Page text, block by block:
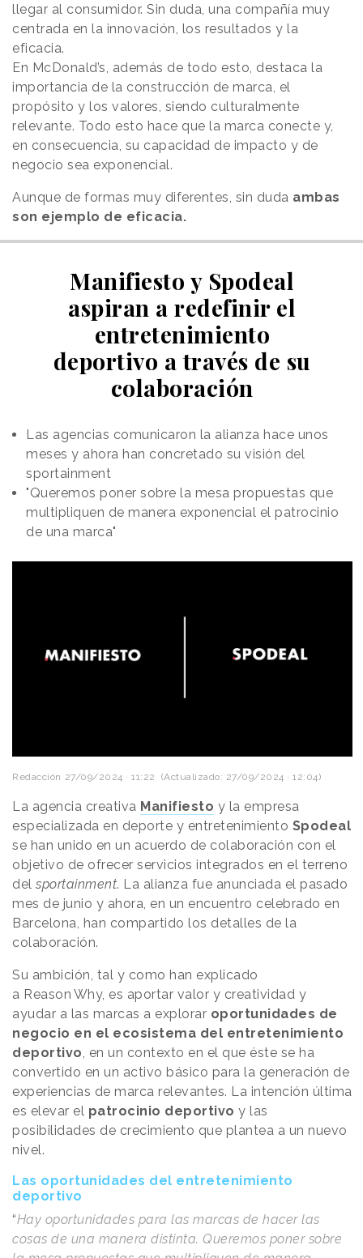
llegar al consumidor. Sin duda, una compañía muy
centrada en la innovación, los resultados y la
eficacia.
En McDonald’s, además de todo esto, destaca la
importancia de la construcción de marca, el
propósito y los valores, siendo culturalmente
relevante. Todo esto hace que la marca conecte y,
en consecuencia, su capacidad de impacto y de
negocio sea exponencial.
Aunque de formas muy diferentes, sin duda ambas
son ejemplo de eficacia.
Manifiesto y Spodeal
aspiran a redefinir el
entretenimiento
deportivo a través de su
colaboración
Las agencias comunicaron la alianza hace unos
meses y ahora han concretado su visión del
sportainment
"Queremos poner sobre la mesa propuestas que
multipliquen de manera exponencial el patrocinio
de una marca"
Redacción 27/09/2024 · 11:22 (Actualizado: 27/09/2024 · 12:04)
La agencia creativa Manifiesto y la empresa
especializada en deporte y entretenimiento Spodeal
se han unido en un acuerdo de colaboración con el
objetivo de ofrecer servicios integrados en el terreno
del sportainment. La alianza fue anunciada el pasado
mes de junio y ahora, en un encuentro celebrado en
Barcelona, han compartido los detalles de la
colaboración.
Su ambición, tal y como han explicado
a Reason Why, es aportar valor y creatividad y
ayudar a las marcas a explorar oportunidades de
negocio en el ecosistema del entretenimiento
deportivo, en un contexto en el que éste se ha
convertido en un activo básico para la generación de
experiencias de marca relevantes. La intención última
es elevar el patrocinio deportivo y las
posibilidades de crecimiento que plantea a un nuevo
nivel.
Las oportunidades del entretenimiento
deportivo
“Hay oportunidades para las marcas de hacer las
cosas de una manera distinta. Queremos poner sobre